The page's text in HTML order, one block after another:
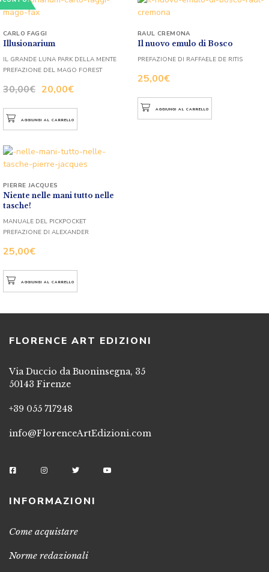
Illusionarium
30,00€ 20,00€
CARLO FAGGI
IL GRANDE LUNA PARK DELLA MENTE
PREFAZIONE DEL MAGO FOREST
AGGIUNGI AL CARRELLO
Il nuovo emulo di Bosco
25,00€
RAUL CREMONA
PREFAZIONE DI RAFFAELE DE RITIS
AGGIUNGI AL CARRELLO
Niente nelle mani tutto nelle
tasche!
25,00€
PIERRE JACQUES
MANUALE DEL PICKPOCKET
PREFAZIONE DI ALEXANDER
AGGIUNGI AL CARRELLO
FLORENCE ART EDIZIONI
Via Duccio da Buoninsegna, 35
50143 Firenze
+39 055 717248
info@FlorenceArtEdizioni.com
INFORMAZIONI
Come acquistare
Norme redazionali